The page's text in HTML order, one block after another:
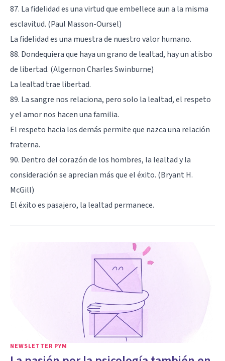
87. La fidelidad es una virtud que embellece aun a la misma
esclavitud. (Paul Masson-Oursel)
La fidelidad es una muestra de nuestro valor humano.
88. Dondequiera que haya un grano de lealtad, hay un atisbo
de libertad. (Algernon Charles Swinburne)
La lealtad trae libertad.
89. La sangre nos relaciona, pero solo la lealtad, el respeto
y el amor nos hacen una familia.
El respeto hacia los demás permite que nazca una relación
fraterna.
90. Dentro del corazón de los hombres, la lealtad y la
consideración se aprecian más que el éxito. (Bryant H.
McGill)
El éxito es pasajero, la lealtad permanece.
NEWSLETTER PYM